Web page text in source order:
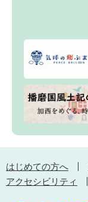
はじめての方へ
アクセシビリティ